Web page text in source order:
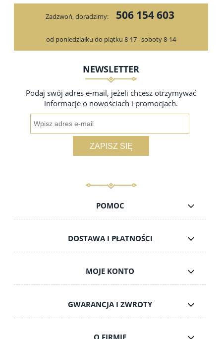
Zadzwoń, doradzimy: 506 154 603
od poniedziałku do piątku 8-17 soboty 8-14
NEWSLETTER
Podaj swój adres e-mail, jeżeli chcesz otrzymywać
informacje o nowościach i promocjach.
ZAPISZ SIĘ
POMOC
DOSTAWA I PŁATNOŚCI
MOJE KONTO
GWARANCJA I ZWROTY